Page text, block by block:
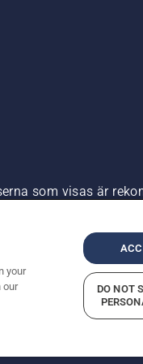
som visas är
Företagsinformation
your
our
DO NOT